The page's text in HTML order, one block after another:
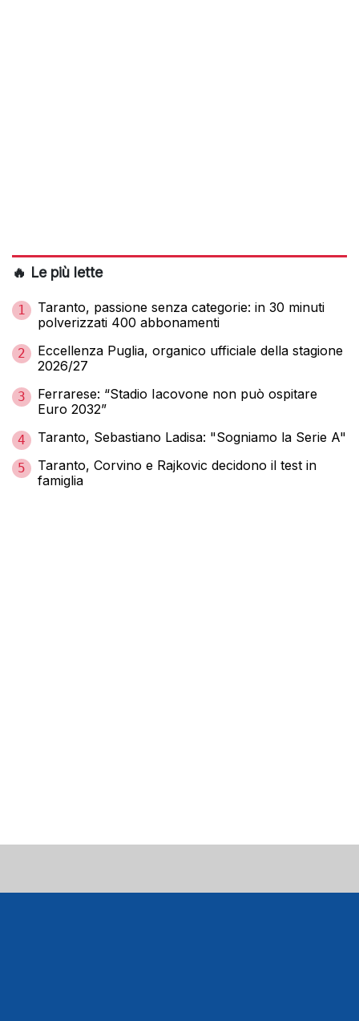
🔥 Le più lette
1
Taranto, passione senza categorie: in 30 minuti
polverizzati 400 abbonamenti
2
Eccellenza Puglia, organico ufficiale della stagione
2026/27
3
Ferrarese: “Stadio Iacovone non può ospitare
Euro 2032”
4 Taranto, Sebastiano Ladisa: "Sogniamo la Serie A"
5
Taranto, Corvino e Rajkovic decidono il test in
famiglia